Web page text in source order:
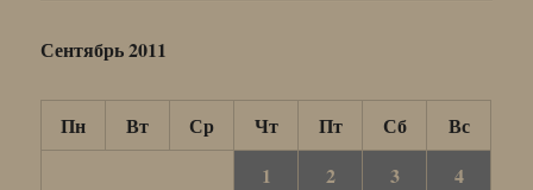
Сентябрь 2011
Пн Вт Ср Чт Пт Сб
Вс
1
2 3
4